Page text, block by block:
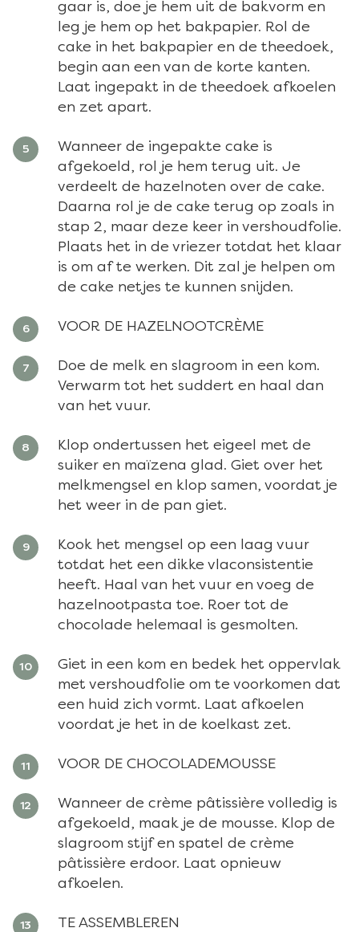
gaar is, doe je hem uit de bakvorm en
leg je hem op het bakpapier. Rol de
cake in het bakpapier en de theedoek,
begin aan een van de korte kanten.
Laat ingepakt in de theedoek afkoelen
en zet apart.
Wanneer de ingepakte cake is
afgekoeld, rol je hem terug uit. Je
verdeelt de hazelnoten over de cake.
Daarna rol je de cake terug op zoals in
stap 2, maar deze keer in vershoudfolie.
Plaats het in de vriezer totdat het klaar
is om af te werken. Dit zal je helpen om
de cake netjes te kunnen snijden.
VOOR DE HAZELNOOTCRÈME
Doe de melk en slagroom in een kom.
Verwarm tot het suddert en haal dan
van het vuur.
Klop ondertussen het eigeel met de
suiker en maïzena glad. Giet over het
melkmengsel en klop samen, voordat je
het weer in de pan giet.
Kook het mengsel op een laag vuur
totdat het een dikke vlaconsistentie
heeft. Haal van het vuur en voeg de
hazelnootpasta toe. Roer tot de
chocolade helemaal is gesmolten.
Giet in een kom en bedek het oppervlak
met vershoudfolie om te voorkomen dat
een huid zich vormt. Laat afkoelen
voordat je het in de koelkast zet.
VOOR DE CHOCOLADEMOUSSE
Wanneer de crème pâtissière volledig is
afgekoeld, maak je de mousse. Klop de
slagroom stijf en spatel de crème
pâtissière erdoor. Laat opnieuw
afkoelen.
TE ASSEMBLEREN